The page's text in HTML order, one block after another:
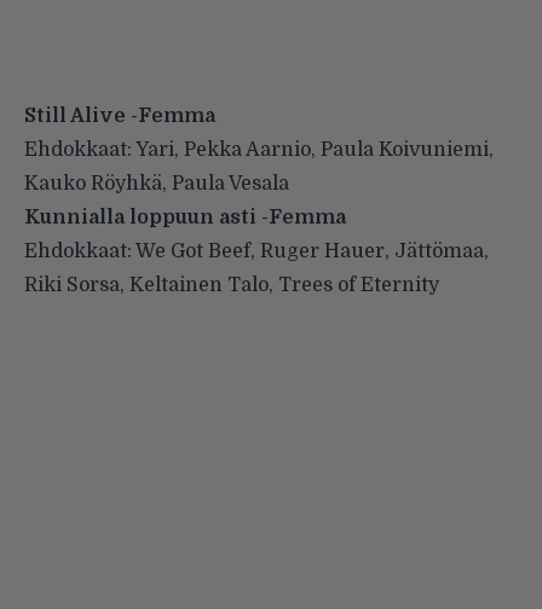
Still Alive -Femma
Ehdokkaat: Yari, Pekka Aarnio, Paula Koivuniemi,
Kauko Röyhkä, Paula Vesala
Kunnialla loppuun asti -Femma
Ehdokkaat: We Got Beef, Ruger Hauer, Jättömaa,
Riki Sorsa, Keltainen Talo, Trees of Eternity